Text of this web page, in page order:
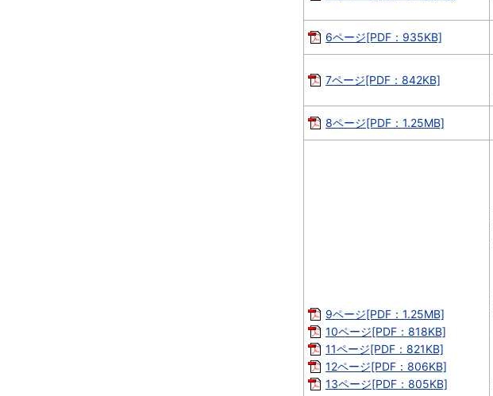
6ページ[PDF：935KB]
7ページ[PDF：842KB]
8ページ[PDF：1.25MB]
9ページ[PDF：1.25MB]
10ページ[PDF：818KB]
11ページ[PDF：821KB]
12ページ[PDF：806KB]
13ページ[PDF：805KB]